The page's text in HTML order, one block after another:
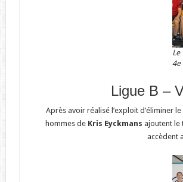
Le
4e
Ligue B –
Après avoir réalisé l’exploit d’éliminer
hommes de Kris Eyckmans ajoutent le
accèdent